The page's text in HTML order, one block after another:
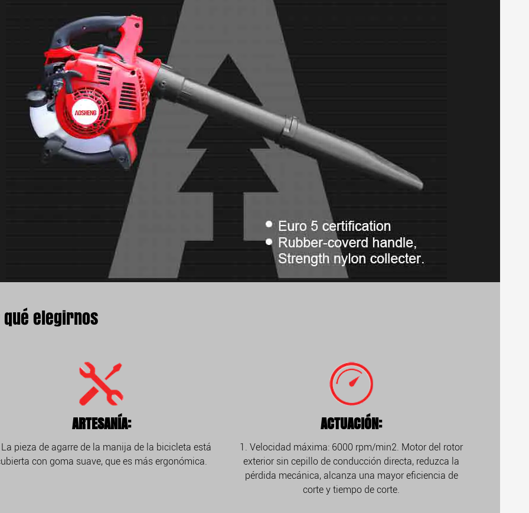
qué elegirnos
ARTESANÍA:
La pieza de agarre de la manija de la bicicleta está
con goma suave, que es más ergonómica.
ACTUACIÓN:
1. Velocidad máxima: 6000 rpm/min2. Motor del rotor
exterior sin cepillo de conducción directa, reduzca la
pérdida mecánica, alcanza una mayor eficiencia de
corte y tiempo de corte.